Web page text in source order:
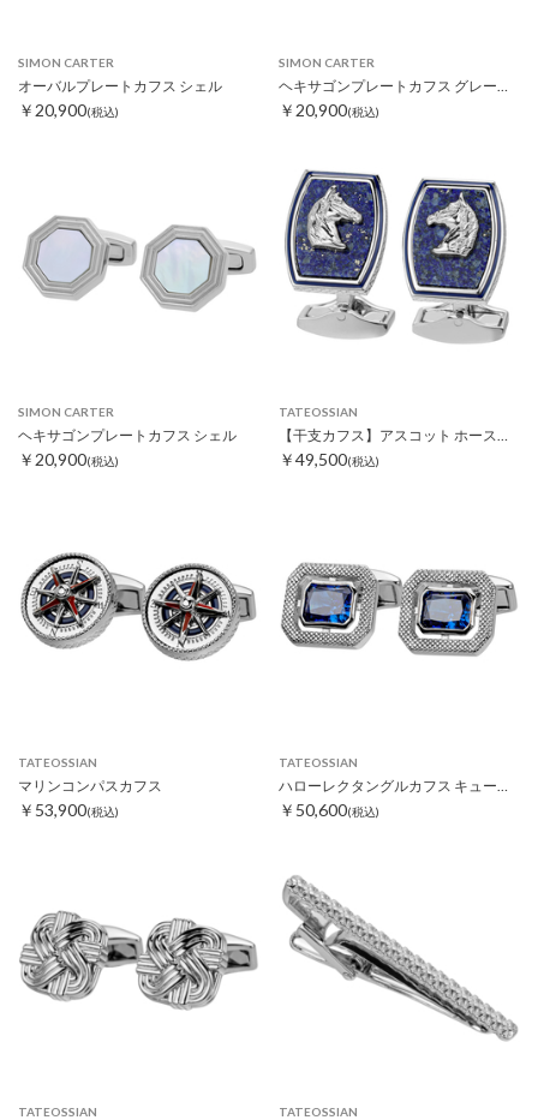
SIMON CARTER
オーバルプレートカフス シェル
￥20,900(税込)
SIMON CARTER
￥20,900(税込)
SIMON CARTER
ヘキサゴンプレートカフス シェル
￥20,900(税込)
TATEOSSIAN
【干支カフス】アスコット ホースカフス
￥49,500(税込)
TATEOSSIAN
マリンコンパスカフス
￥53,900(税込)
TATEOSSIAN
￥50,600(税込)
TATEOSSIAN TATEOSSIAN